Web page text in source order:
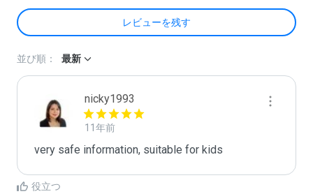
レビューを残す
並び順： 最新
nicky1993
11年前
very safe information, suitable for kids
役立つ